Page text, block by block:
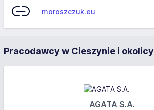
moroszczuk.eu
Pracodawcy w Cieszynie i okolicy
AGATA S.A.